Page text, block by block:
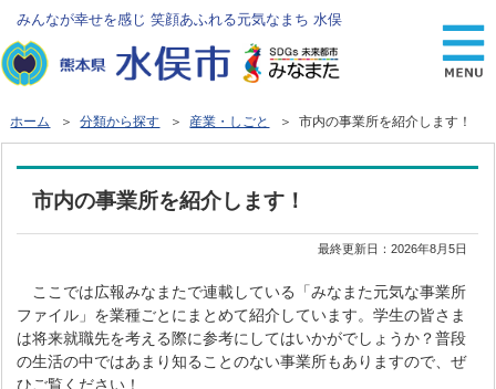
みんなが幸せを感じ 笑顔あふれる元気なまち 水俣
ホーム ＞分類から探す ＞ 産業・しごと ＞ 市内の事業所を紹介します！
市内の事業所を紹介します！
最終更新日：2026年8月5日
ここでは広報みなまたで連載している「みなまた元気な事業所
ファイル」を業種ごとにまとめて紹介しています。学生の皆さま
は将来就職先を考える際に参考にしてはいかがでしょうか？普段
の生活の中ではあまり知ることのない事業所もありますので、ぜ
ひご覧ください！